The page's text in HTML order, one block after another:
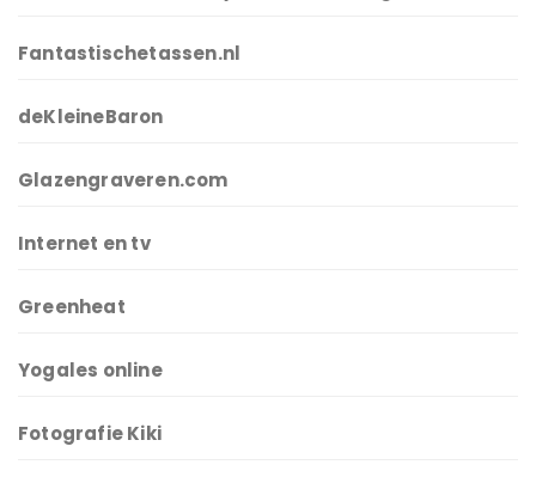
Fantastischetassen.nl
deKleineBaron
Glazengraveren.com
Internet en tv
Greenheat
Yogales online
Fotografie Kiki